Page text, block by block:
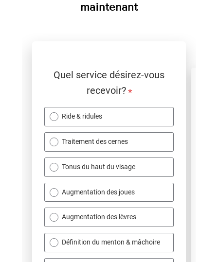
maintenant